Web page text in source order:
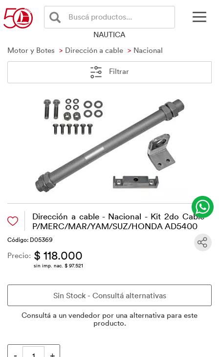
Buscá productos...
NAUTICA
Motor y Botes
Dirección a cable Nacional
Filtrar
Dirección a cable - Nacional - Kit 2do Cable
P/MERC/MAR/YAM/SUZ/HONDA AD5400
Código: D05369
Precio: $ 118.000
sin imp. nac. $ 97.521
Consultá a un vendedor por una alternativa para este
producto.